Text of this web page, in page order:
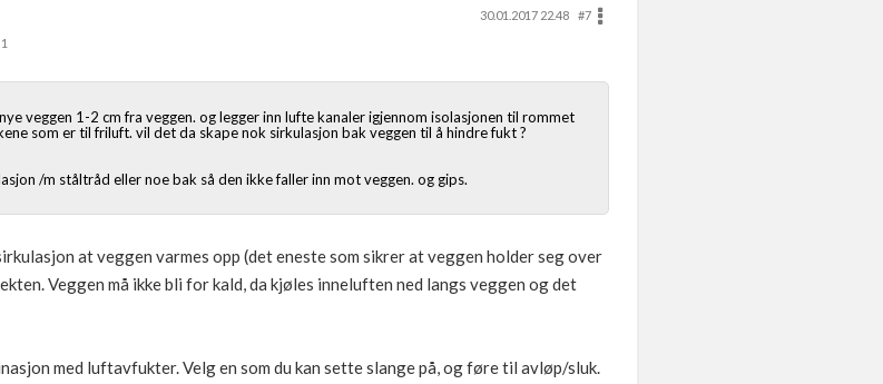
30.01.2017 22.48
#7
1
veggen 1-2 cm fra veggen. og legger inn lufte kanaler igjennom isolasjonen til rommet
som er til friluft. vil det da skape nok sirkulasjon bak veggen til å hindre fukt ?
/m ståltråd eller noe bak så den ikke faller inn mot veggen. og gips.
at veggen varmes opp (det eneste som sikrer at veggen holder seg over
Veggen må ikke bli for kald, da kjøles inneluften ned langs veggen og det
med luftavfukter. Velg en som du kan sette slange på, og føre til avløp/sluk.